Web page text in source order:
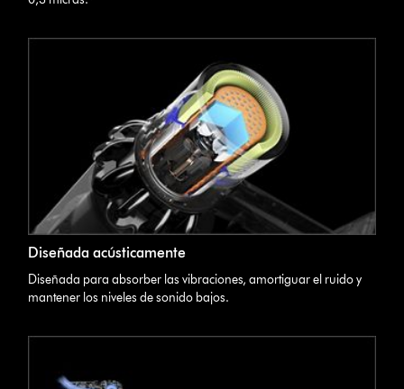
Diseñada acústicamente
Diseñada para absorber las vibraciones, amortiguar el ruido y
mantener los niveles de sonido bajos.